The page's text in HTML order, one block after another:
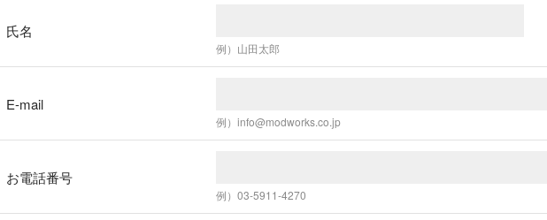
氏名
例）山田太郎
E-mail
例）info@modworks.co.jp
お電話番号
例）03-5911-4270